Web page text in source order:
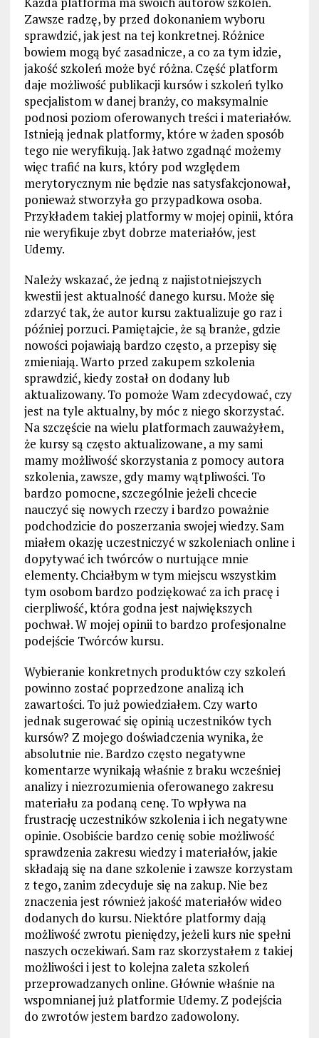
Zawsze radzę, by przed dokonaniem wyboru
sprawdzić, jak jest na tej konkretnej. Różnice
bowiem mogą być zasadnicze, a co za tym idzie,
jakość szkoleń może być różna. Część platform
daje możliwość publikacji kursów i szkoleń tylko
specjalistom w danej branży, co maksymalnie
podnosi poziom oferowanych treści i materiałów.
Istnieją jednak platformy, które w żaden sposób
tego nie weryfikują. Jak łatwo zgadnąć możemy
więc trafić na kurs, który pod względem
merytorycznym nie będzie nas satysfakcjonował,
ponieważ stworzyła go przypadkowa osoba.
Przykładem takiej platformy w mojej opinii, która
nie weryfikuje zbyt dobrze materiałów, jest
Udemy.
Należy wskazać, że jedną z najistotniejszych
kwestii jest aktualność danego kursu. Może się
zdarzyć tak, że autor kursu zaktualizuje go raz i
później porzuci. Pamiętajcie, że są branże, gdzie
nowości pojawiają bardzo często, a przepisy się
zmieniają. Warto przed zakupem szkolenia
sprawdzić, kiedy został on dodany lub
aktualizowany. To pomoże Wam zdecydować, czy
jest na tyle aktualny, by móc z niego skorzystać.
Na szczęście na wielu platformach zauważyłem,
że kursy są często aktualizowane, a my sami
mamy możliwość skorzystania z pomocy autora
szkolenia, zawsze, gdy mamy wątpliwości. To
bardzo pomocne, szczególnie jeżeli chcecie
nauczyć się nowych rzeczy i bardzo poważnie
podchodzicie do poszerzania swojej wiedzy. Sam
miałem okazję uczestniczyć w szkoleniach online i
dopytywać ich twórców o nurtujące mnie
elementy. Chciałbym w tym miejscu wszystkim
tym osobom bardzo podziękować za ich pracę i
cierpliwość, która godna jest największych
pochwał. W mojej opinii to bardzo profesjonalne
podejście Twórców kursu.
Wybieranie konkretnych produktów czy szkoleń
powinno zostać poprzedzone analizą ich
zawartości. To już powiedziałem. Czy warto
jednak sugerować się opinią uczestników tych
kursów? Z mojego doświadczenia wynika, że
absolutnie nie. Bardzo często negatywne
komentarze wynikają właśnie z braku wcześniej
analizy i niezrozumienia oferowanego zakresu
materiału za podaną cenę. To wpływa na
frustrację uczestników szkolenia i ich negatywne
opinie. Osobiście bardzo cenię sobie możliwość
sprawdzenia zakresu wiedzy i materiałów, jakie
składają się na dane szkolenie i zawsze korzystam
z tego, zanim zdecyduje się na zakup. Nie bez
znaczenia jest również jakość materiałów wideo
dodanych do kursu. Niektóre platformy dają
możliwość zwrotu pieniędzy, jeżeli kurs nie spełni
naszych oczekiwań. Sam raz skorzystałem z takiej
możliwości i jest to kolejna zaleta szkoleń
przeprowadzanych online. Głównie właśnie na
wspomnianej już platformie Udemy. Z podejścia
do zwrotów jestem bardzo zadowolony.